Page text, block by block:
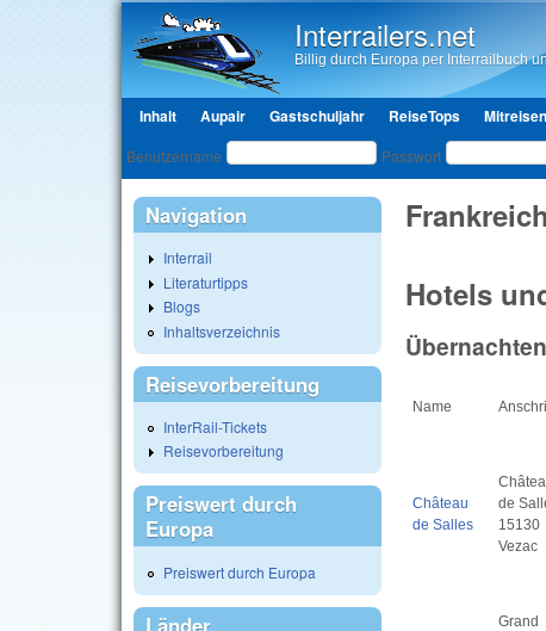
Interrailers.net
Billig durch Europa per Interrailbuch
Hauptmenü
Inhalt Aupair Gastschuljahr ReiseTops Mitreisen
Benutzeranmeldung
Benutzername Passwort
Hotels
Name
Château
de Salles
de
15130
Vezac
Grand
Navigation
Interrail
Literaturtipps
Blogs
Inhaltsverzeichnis
Reisevorbereitung
InterRail-Tickets
Reisevorbereitung
Preiswert durch
Europa
Preiswert durch Europa
Länder